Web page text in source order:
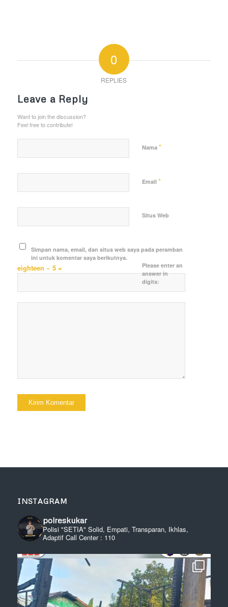
0
REPLIES
Leave a Reply
Want to join the discussion?
Feel free to contribute!
Nama *
Email *
Situs Web
Simpan nama, email, dan situs web saya pada peramban
ini untuk komentar saya berikutnya.
Please enter an
answer in
digits:
eighteen − 5 =
INSTAGRAM
polreskukar
Polisi "SETIA" Solid, Empati, Transparan, Ikhlas,
AdaptifCall Center : 110